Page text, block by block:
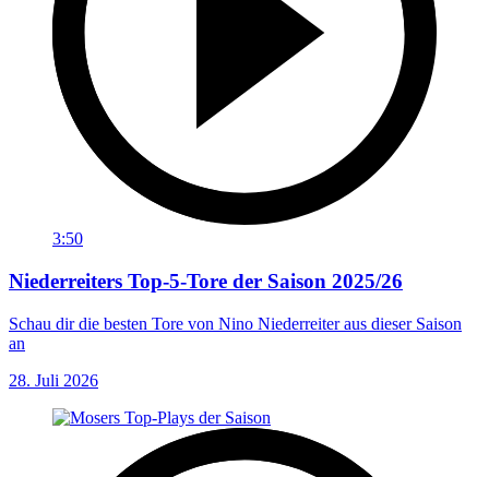
3:50
Niederreiters Top-5-Tore der Saison 2025/26
Schau dir die besten Tore von Nino Niederreiter aus dieser Saison
an
28. Juli 2026